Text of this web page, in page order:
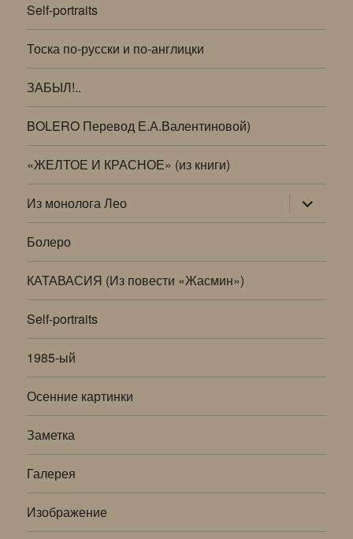
Self-portraits
Тоска по-русски и по-англицки
ЗАБЫЛ!..
BOLERO Перевод Е.А.Валентиновой)
«ЖЕЛТОЕ И КРАСНОЕ» (из книги)
Из монолога Лео раскрыть
дочернее
меню
Болеро
КАТАВАСИЯ (Из повести «Жасмин»)
Self-portraits
1985-ый
Осенние картинки
Заметка
Галерея
Изображение